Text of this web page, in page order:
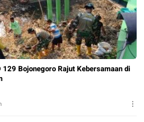
Bojonegoro Rajut Kebersamaan di